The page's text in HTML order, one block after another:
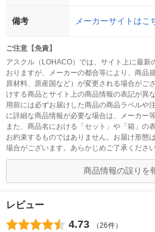
備考 メーカーサイトはこ
ご注意【免責】
アスクル（LOHACO）では、サイト上に最新
おりますが、メーカーの都合等により、商品
原材料、原産国など）が変更される場合がご
けする商品とサイト上の商品情報の表記が異
用前には必ずお届けした商品の商品ラベルや
に詳細な商品情報が必要な場合は、メーカー
また、商品名における「セット」や「箱」の
お約束するものではありません。お届け形態
場合がございます。あらかじめご了承ください
商品情報の誤りを
レビュー
4.73 （26件）